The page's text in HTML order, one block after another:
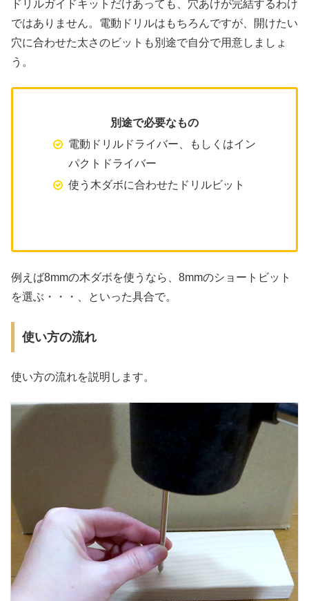
ドリルガイドキットだけあっても、穴あけが完結するわけ
ではありません。電動ドリルはもちろんですが、開けたい
穴に合わせた太さのビットも別途で自分で用意しましょ
う。
別途で必要なもの
電動ドリルドライバー、もしくはイン
パクトドライバー
使う木ダボに合わせたドリルビット
例えば8mmの木ダボを使うなら、8mmのショートビット
を選ぶ・・・、といった具合で。
使い方の流れ
使い方の流れを説明します。